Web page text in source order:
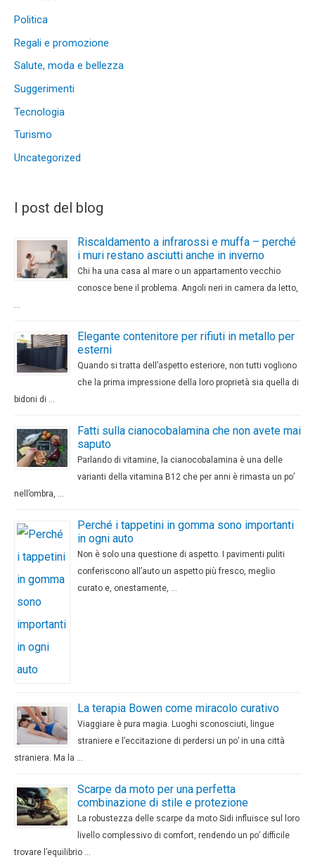
Politica
Regali e promozione
Salute, moda e bellezza
Suggerimenti
Tecnologia
Turismo
Uncategorized
I post del blog
Riscaldamento a infrarossi e muffa – perché
i muri restano asciutti anche in inverno
Chi ha una casa al mare o un appartamento vecchio
conosce bene il problema. Angoli neri in camera da letto,
Elegante contenitore per rifiuti in metallo per
esterni
Quando si tratta dell’aspetto esteriore, non tutti vogliono
che la prima impressione della loro proprietà sia quella di
bidoni di …
Fatti sulla cianocobalamina che non avete mai
saputo
Parlando di vitamine, la cianocobalamina è una delle
varianti della vitamina B12 che per anni è rimasta un po’
nell’ombra, …
Perché i tappetini in gomma sono importanti
in ogni auto
Non è solo una questione di aspetto. I pavimenti puliti
conferiscono all’auto un aspetto più fresco, meglio
curato e, onestamente, …
La terapia Bowen come miracolo curativo
Viaggiare è pura magia. Luoghi sconosciuti, lingue
straniere e l’eccitazione di perdersi un po’ in una città
straniera. Ma la …
Scarpe da moto per una perfetta
combinazione di stile e protezione
La robustezza delle scarpe da moto Sidi influisce sul loro
livello complessivo di comfort, rendendo un po’ difficile
trovare l’equilibrio …